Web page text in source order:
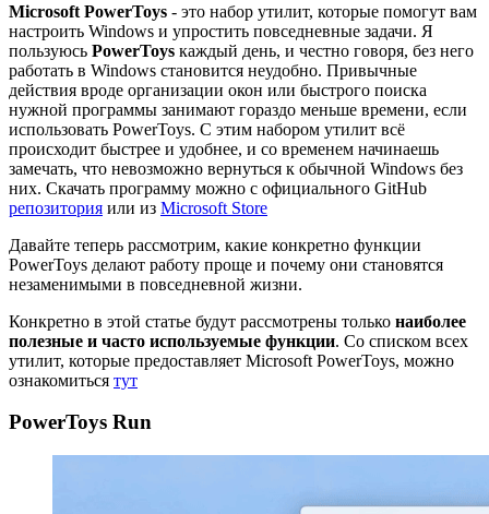
Microsoft PowerToys - это набор утилит, которые помогут вам
настроить Windows и упростить повседневные задачи. Я
пользуюсь PowerToys каждый день, и честно говоря, без него
работать в Windows становится неудобно. Привычные
действия вроде организации окон или быстрого поиска
нужной программы занимают гораздо меньше времени, если
использовать PowerToys. С этим набором утилит всё
происходит быстрее и удобнее, и со временем начинаешь
замечать, что невозможно вернуться к обычной Windows без
них. Скачать программу можно с официального GitHub
репозитория или из Microsoft Store
Давайте теперь рассмотрим, какие конкретно функции
PowerToys делают работу проще и почему они становятся
незаменимыми в повседневной жизни.
Конкретно в этой статье будут рассмотрены только наиболее
полезные и часто используемые функции. Со списком всех
утилит, которые предоставляет Microsoft PowerToys, можно
ознакомиться тут
PowerToys Run